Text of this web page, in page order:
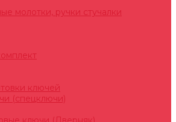
молотки, ручки стучалки
ключей
(спецключи)